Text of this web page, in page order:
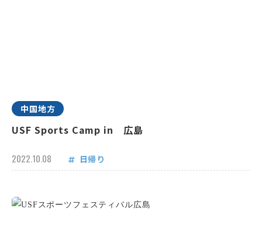
中国地方
USF Sports Camp in 広島
2022.10.08 日帰り